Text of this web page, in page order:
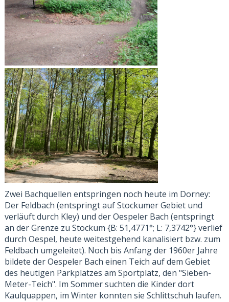
Zwei Bachquellen entspringen noch heute im Dorney:
Der Feldbach (entspringt auf Stockumer Gebiet und
verläuft durch Kley) und der Oespeler Bach (entspringt
an der Grenze zu Stockum {B: 51,4771°; L: 7,3742°} verlief
durch Oespel, heute weitestgehend kanalisiert bzw. zum
Feldbach umgeleitet). Noch bis Anfang der 1960er Jahre
bildete der Oespeler Bach einen Teich auf dem Gebiet
des heutigen Parkplatzes am Sportplatz, den "Sieben-
Meter-Teich". Im Sommer suchten die Kinder dort
Kaulquappen, im Winter konnten sie Schlittschuh laufen.